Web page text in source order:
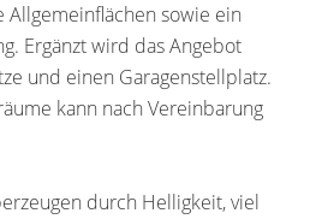
Allgemeinflächen sowie ein
Ergänzt wird das Angebot
und einen Garagenstellplatz.
kann nach Vereinbarung
durch Helligkeit, viel